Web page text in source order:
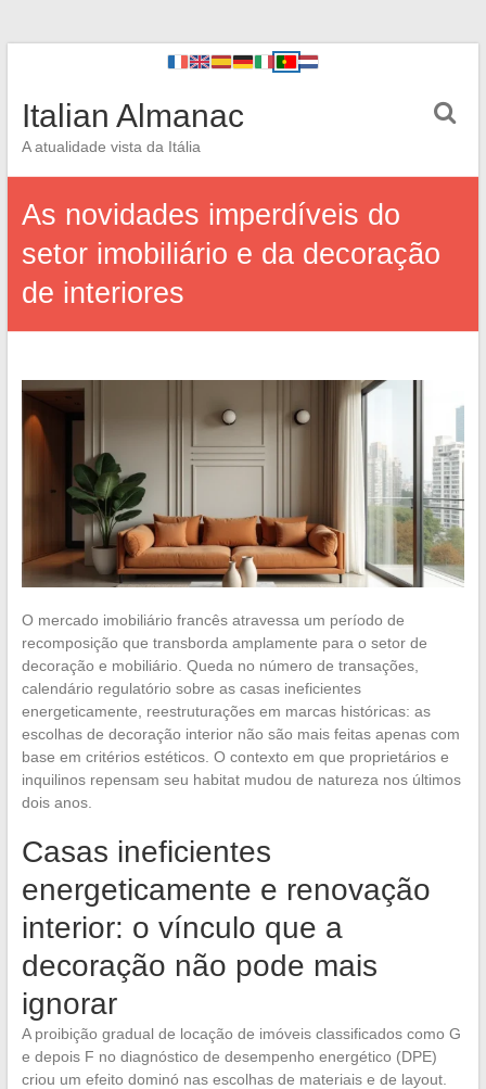
Italian Almanac
A atualidade vista da Itália
As novidades imperdíveis do
setor imobiliário e da decoração
de interiores
O mercado imobiliário francês atravessa um período de
recomposição que transborda amplamente para o setor de
decoração e mobiliário. Queda no número de transações,
calendário regulatório sobre as casas ineficientes
energeticamente, reestruturações em marcas históricas: as
escolhas de decoração interior não são mais feitas apenas com
base em critérios estéticos. O contexto em que proprietários e
inquilinos repensam seu habitat mudou de natureza nos últimos
dois anos.
Casas ineficientes
energeticamente e renovação
interior: o vínculo que a
decoração não pode mais
ignorar
A proibição gradual de locação de imóveis classificados como G
e depois F no diagnóstico de desempenho energético (DPE)
criou um efeito dominó nas escolhas de materiais e de layout.